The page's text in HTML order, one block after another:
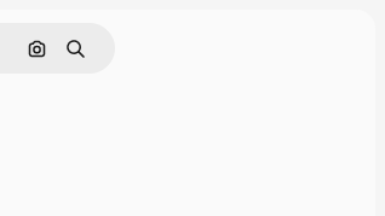
Pesquisar por imagem
Buscar